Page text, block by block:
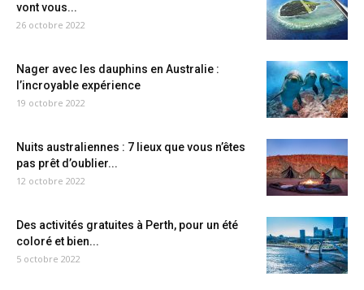
vont vous...
26 octobre 2022
Nager avec les dauphins en Australie :
l’incroyable expérience
19 octobre 2022
Nuits australiennes : 7 lieux que vous n’êtes
pas prêt d’oublier...
12 octobre 2022
Des activités gratuites à Perth, pour un été
coloré et bien...
5 octobre 2022